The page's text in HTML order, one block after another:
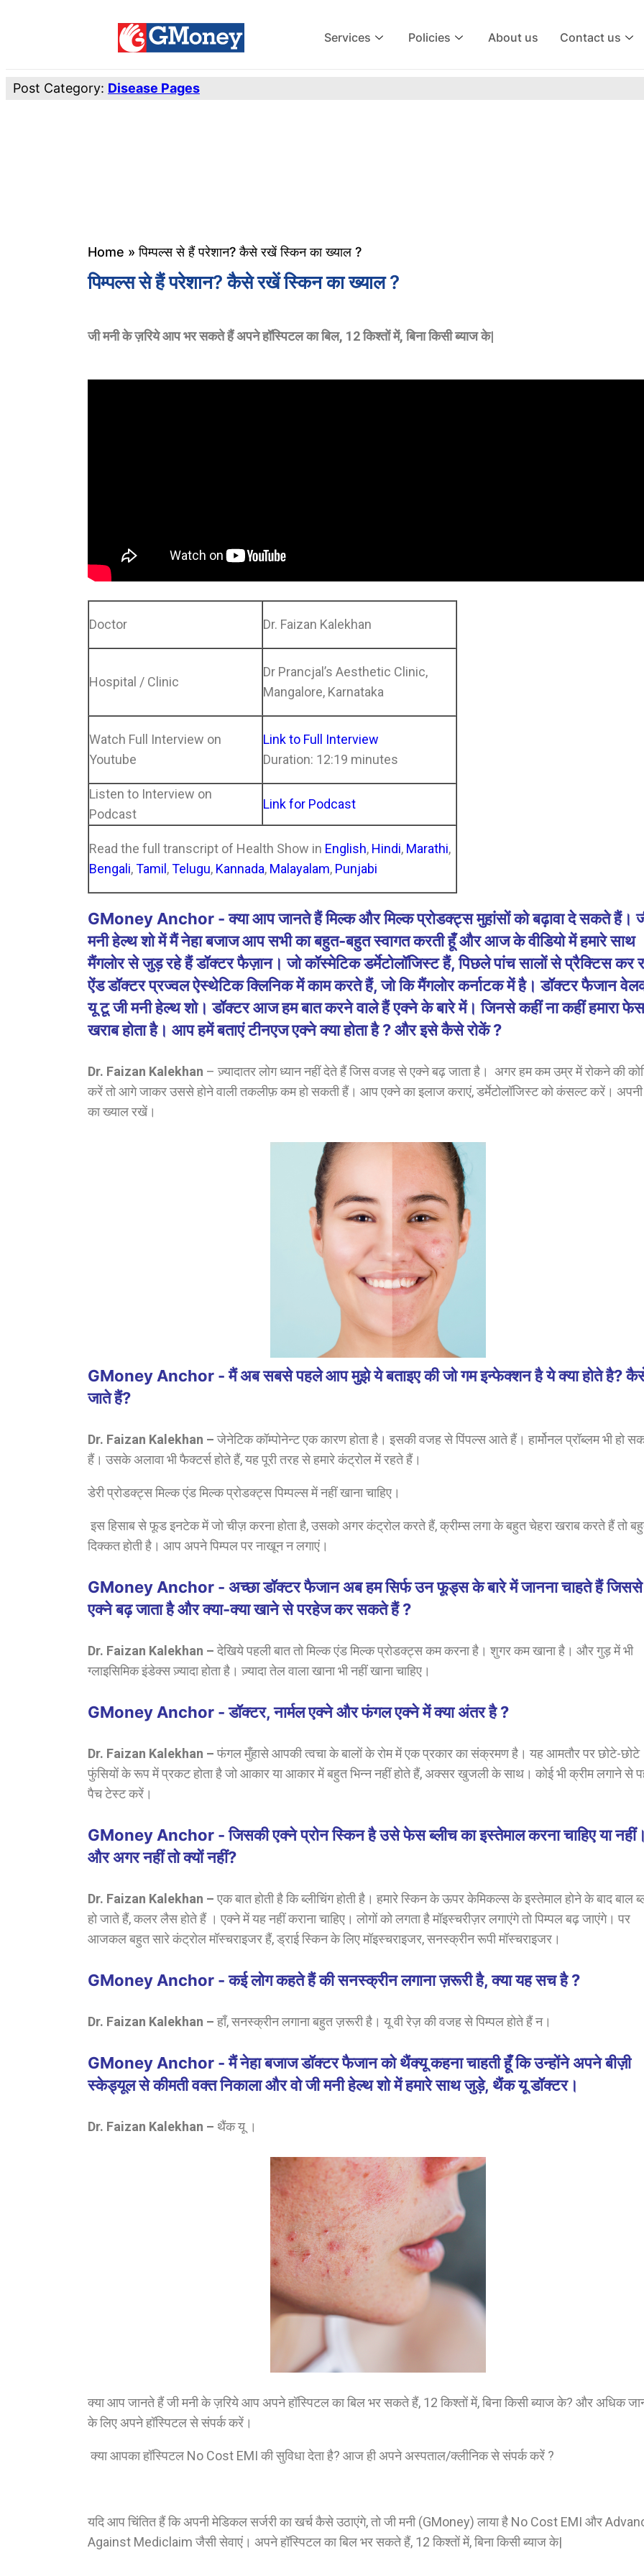
Services Policies About us Contact us
Post Category: Disease Pages
Home »पिम्पल्स से हैं परेशान? कैसे रखें स्किन का ख्याल ?
पिम्पल्स से हैं परेशान? कैसे रखें स्किन का ख्याल ?
जी मनी के ज़रिये आप भर सकते हैं अपने हॉस्पिटल का बिल, 12 किश्तों में,बिना किसी ब्याज के|
Doctor Dr. Faizan Kalekhan
Hospital / Clinic
Dr Prancjal’s Aesthetic Clinic,
Mangalore, Karnataka
Watch Full Interview on
Youtube
Link to Full Interview
Duration: 12:19 minutes
Listen to Interview on
Podcast
Link for Podcast
Read the full transcript of Health Show in English, Hindi, Marathi,
Bengali,Tamil ,Telugu, Kannada, Malayalam, Punjabi
GMoney Anchor - क्या आप जानते हैं मिल्क और मिल्क प्रोडक्ट्स मुहांसों को बढ़ावा दे सकते हैं।
मनी हेल्थ शो में मैं नेहा बजाज आप सभी का बहुत-बहुत स्वागत करती हूँ और आज के वीडियो में हमारे साथ
मैंगलोर से जुड़ रहे हैं डॉक्टर फैज़ान। जो कॉस्मेटिक डर्मेटोलॉजिस्ट हैं, पिछले पांच सालों से प्रैक्टिस कर
ऐंड डॉक्टर प्रज्वल ऐस्थेटिक क्लिनिक में काम करते हैं, जो कि मैंगलोर कर्नाटक में है। डॉक्टर फैजान
यू टू जी मनी हेल्थ शो। डॉक्टर आज हम बात करने वाले हैं एक्ने के बारे में। जिनसे कहीं ना कहीं हमारा फेस
खराब होता है। आप हमें बताएं टीनएज एक्ने क्या होता है ? और इसे कैसे रोकें ?
Dr. Faizan Kalekhan – ज़्यादातर लोग ध्यान नहीं देते हैं जिस वजह से एक्ने बढ़ जाता है। अगर हम कम उम्र में रोकने की
करें तो आगे जाकर उससे होने वाली तकलीफ़ कम हो सकती हैं। आप एक्ने का इलाज कराएं, डर्मेटोलॉजिस्ट को कंसल्ट करें। अपनी
का ख्याल रखें।
GMoney Anchor - मैं अब सबसे पहले आप मुझे ये बताइए की जो गम इन्फेक्शन है ये क्या होते है?
जाते हैं?
Dr. Faizan Kalekhan –जेनेटिक कॉम्पोनेन्ट एक कारण होता है। इसकी वजह से पिंपल्स आते हैं। हार्मोनल प्रॉब्लम भी हो
हैं। उसके अलावा भी फैक्टर्स होते हैं, यह पूरी तरह से हमारे कंट्रोल में रहते हैं।
डेरी प्रोडक्ट्स मिल्क एंड मिल्क प्रोडक्ट्स पिम्पल्स में नहीं खाना चाहिए।
इस हिसाब से फूड इनटेक में जो चीज़ करना होता है, उसको अगर कंट्रोल करते हैं, क्रीम्स लगा के बहुत चेहरा खराब करते हैं तो
दिक्कत होती है। आप अपने पिम्पल पर नाखून न लगाएं।
GMoney Anchor - अच्छा डॉक्टर फैजान अब हम सिर्फ उन फूड्स के बारे में जानना चाहते हैं जिससे
एक्ने बढ़ जाता है और क्या-क्या खाने से परहेज कर सकते हैं ?
Dr. Faizan Kalekhan –देखिये पहली बात तो मिल्क एंड मिल्क प्रोडक्ट्स कम करना है। शुगर कम खाना है। और गुड़ में भी
ग्लाइसिमिक इंडेक्स ज़्यादा होता है।ज़्यादा तेल वाला खाना भी नहीं खाना चाहिए।
GMoney Anchor - डॉक्टर, नार्मल एक्ने और फंगल एक्ने में क्या अंतर है ?
Dr. Faizan Kalekhan –फंगल मुँहासे आपकी त्वचा के बालों के रोम में एक प्रकार का संक्रमण है। यह आमतौर पर छोटे-छोटे
फुंसियों के रूप में प्रकट होता है जो आकार या आकार में बहुत भिन्न नहीं होते हैं, अक्सर खुजली के साथ।कोई भी क्रीम लगाने से
पैच टेस्ट करें।
GMoney Anchor - जिसकी एक्ने प्रोन स्किन है उसे फेस ब्लीच का इस्तेमाल करना चाहिए या नहीं।
और अगर नहीं तो क्यों नहीं?
Dr. Faizan Kalekhan –एक बात होती है कि ब्लीचिंग होती है। हमारे स्किन के ऊपर केमिकल्स के इस्तेमाल होने के बादबाल
हो जाते हैं, कलर लैस होते हैं । एक्ने में यह नहीं कराना चाहिए। लोगों को लगता है मॉइस्चरीज़र लगाएंगे तो पिम्पल बढ़ जाएंगे। पर
आजकल बहुत सारे कंट्रोल मॉस्चराइजर हैं, ड्राई स्किन के लिए मॉइस्चराइजर, सनस्क्रीन रूपी मॉस्चराइजर।
GMoney Anchor - कई लोग कहते हैं की सनस्क्रीन लगाना ज़रूरी है, क्या यह सच है ?
Dr. Faizan Kalekhan –हाँ, सनस्क्रीन लगाना बहुत ज़रूरी है। यू वी रेज़ की वजह से पिम्पल होते हैं न।
GMoney Anchor - मैं नेहा बजाज डॉक्टर फैजान को थैंक्यू कहना चाहती हूँ कि उन्होंने अपने बीज़ी
स्केड्यूल से कीमती वक्त निकाला और वो जी मनी हेल्थ शो में हमारे साथ जुड़े, थैंक यू डॉक्टर।
Dr. Faizan Kalekhan – थैंक यू ।
क्या आप जानते हैं जी मनी के ज़रिये आप अपने हॉस्पिटल का बिल भर सकते हैं, 12 किश्तों में, बिना किसी ब्याज के? और अधिक
के लिए अपने हॉस्पिटल से संपर्क करें।
क्या आपका हॉस्पिटल No Cost EMI की सुविधा देता है? आज ही अपने अस्पताल/क्लीनिक से संपर्क करें ?
यदि आप चिंतित हैं कि अपनी मेडिकल सर्जरी का खर्च कैसे उठाएंगे, तो जी मनी (GMoney) लाया है No Cost EMI और
Against Mediclaim जैसी सेवाएं। अपने हॉस्पिटल का बिल भर सकते हैं, 12 किश्तों में, बिना किसी ब्याज के|